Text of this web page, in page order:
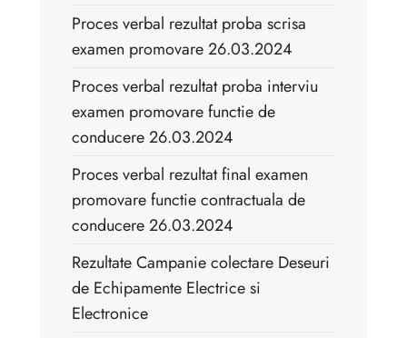
Proces verbal rezultat proba scrisa
examen promovare 26.03.2024
Proces verbal rezultat proba interviu
examen promovare functie de
conducere 26.03.2024
Proces verbal rezultat final examen
promovare functie contractuala de
conducere 26.03.2024
Rezultate Campanie colectare Deseuri
de Echipamente Electrice si
Electronice